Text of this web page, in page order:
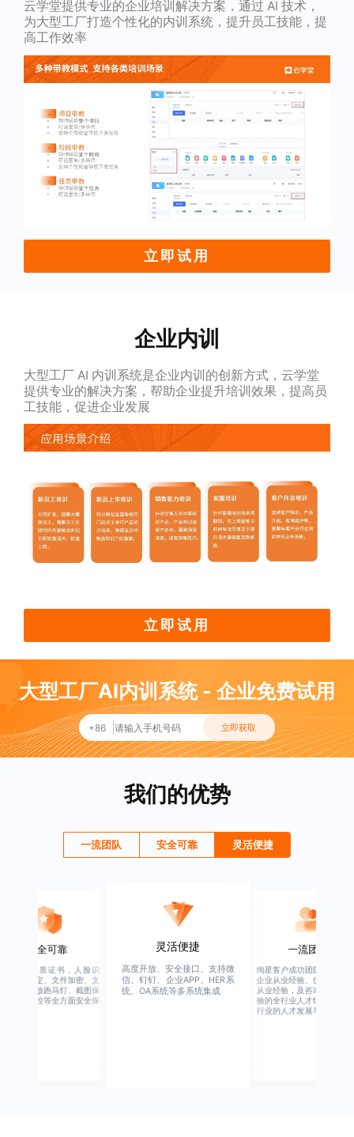
云学堂提供专业的企业培训解决方案，通过 AI 技术，
为大型工厂打造个性化的内训系统，提升员工技能，提
高工作效率
立即试用
企业内训
大型工厂 AI 内训系统是企业内训的创新方式，云学堂
提供专业的解决方案，帮助企业提升培训效果，提高员
工技能，促进企业发展
立即试用
大型工厂AI内训系统 - 企业免费试用
+86 立即获取
我们的优势
一流团队 安全可靠 灵活便捷
安全可靠
业权威资质证书，人脸识
、设备绑定、文件加密、文
水印、播放跑马灯、截图保
、权限管控等全方面安全保
灵活便捷
高度开放、安全接口、支持微
信、钉钉、企业APP、HER系
统、OA系统等多系统集成
一流团队
绚星客户成功团队，由有多
企业从业经验、优秀培训机
从业经验，及咨询公司从业
验的全行业人才组成，涉猎
行业的人才发展与培养模块